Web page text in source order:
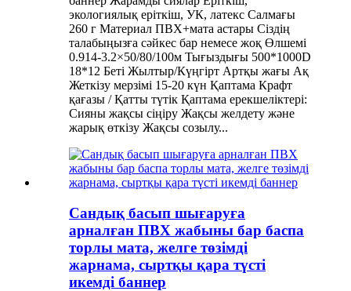
экологиялық еріткіш, УК, латекс Салмағы
260 г Материал ПВХ+мата астары Сіздің
талабыңызға сәйкес бар немесе жоқ Өлшемі
0.914-3.2×50/80/100м Тығыздығы 500*1000D
18*12 Беті Жылтыр/Күңгірт Артқы жағы Ақ
Жеткізу мерзімі 15-20 күн Қаптама Крафт
қағазы / Қатты түтік Қаптама ерекшеліктері:
Сияны жақсы сіңіру Жақсы желдету және
жарық өткізу Жақсы созылу...
Сандық басып шығаруға
арналған ПВХ жабыны бар баспа
торлы мата, желге төзімді
жарнама, сыртқы қара түсті
икемді баннер